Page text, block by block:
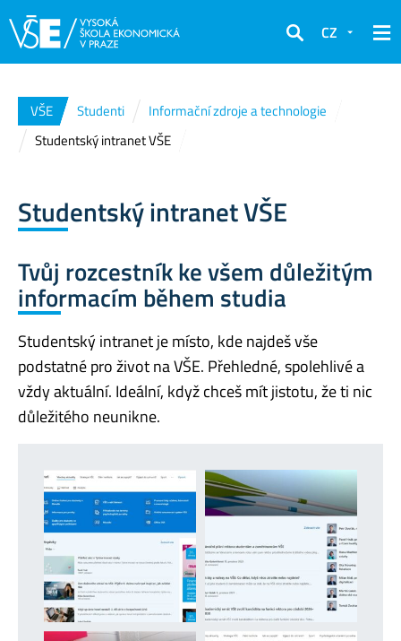
Hledat
CZ
VŠE Studenti
Informační zdroje a technologie
Studentský intranet VŠE
Studentský intranet VŠE
Tvůj rozcestník ke všem důležitým
informacím během studia
Studentský intranet je místo, kde najdeš vše
podstatné pro život na VŠE. Přehledné, spolehlivé a
vždy aktuální. Ideální, když chceš mít jistotu, že ti nic
důležitého neunikne.